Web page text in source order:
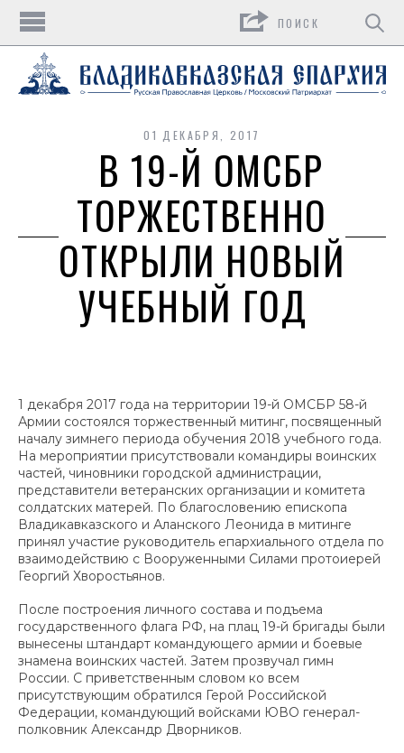
01 ДЕКАБРЯ, 2017
В 19-Й ОМСБР
ТОРЖЕСТВЕННО
ОТКРЫЛИ НОВЫЙ
УЧЕБНЫЙ ГОД
1 декабря 2017 года на территории 19-й ОМСБР 58-й
Армии состоялся торжественный митинг, посвященный
началу зимнего периода обучения 2018 учебного года.
На мероприятии присутствовали командиры воинских
частей, чиновники городской администрации,
представители ветеранских организации и комитета
солдатских матерей. По благословению епископа
Владикавказского и Аланского Леонида в митинге
принял участие руководитель епархиального отдела по
взаимодействию с Вооруженными Силами протоиерей
Георгий Хворостьянов.
После построения личного состава и подъема
государственного флага РФ, на плац 19-й бригады были
вынесены штандарт командующего армии и боевые
знамена воинских частей. Затем прозвучал гимн
России. С приветственным словом ко всем
присутствующим обратился Герой Российской
Федерации, командующий войсками ЮВО генерал-
полковник Александр Дворников.